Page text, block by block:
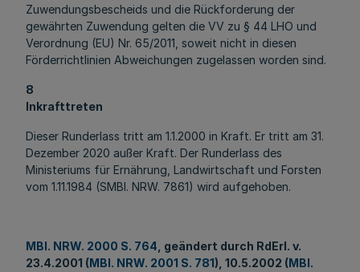
Zuwendungsbescheids und die Rückforderung der
gewährten Zuwendung gelten die VV zu § 44 LHO und
Verordnung (EU) Nr. 65/2011, soweit nicht in diesen
Förderrichtlinien Abweichungen zugelassen worden sind.
8
Inkrafttreten
Dieser Runderlass tritt am 1.1.2000 in Kraft. Er tritt am 31.
Dezember 2020 außer Kraft. Der Runderlass des
Ministeriums für Ernährung, Landwirtschaft und Forsten
vom 1.11.1984 (SMBl. NRW. 7861) wird aufgehoben.
MBl. NRW. 2000 S. 764 , geändert durch RdErl. v.
23.4.2001 (MBl. NRW. 2001 S. 781), 10.5.2002 (MBl.